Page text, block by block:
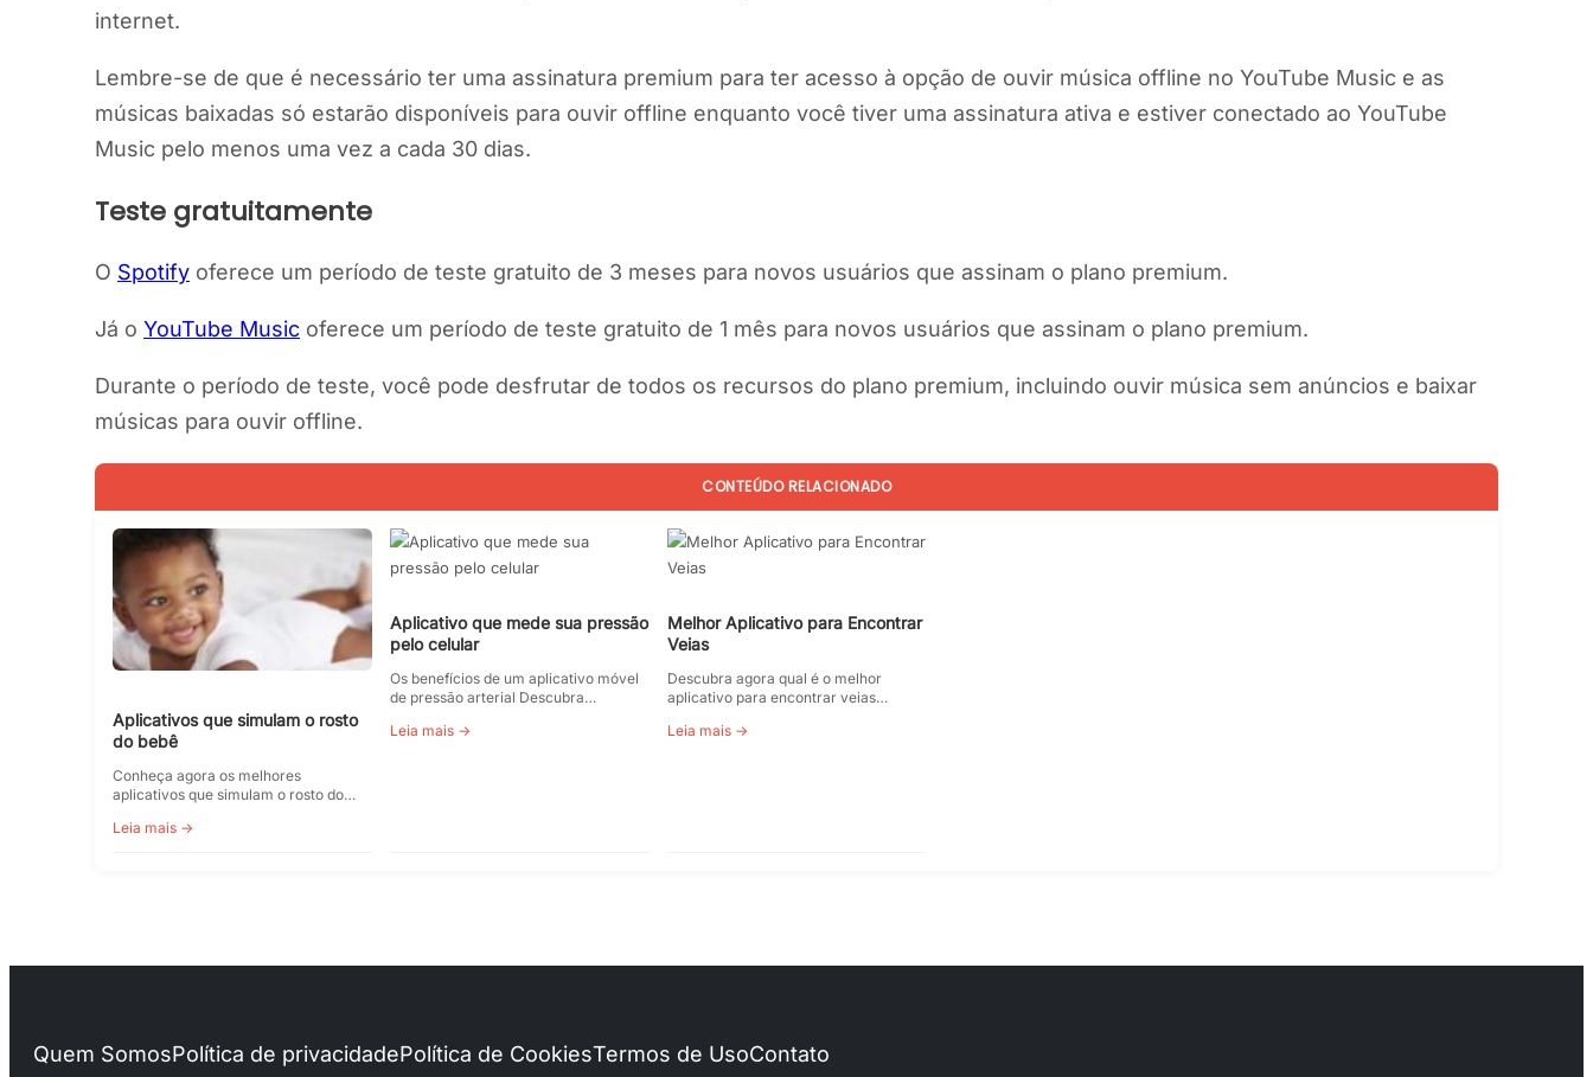
internet.
Lembre-se de que é necessário ter uma assinatura premium para ter acesso à opção de ouvir música offline no YouTube Music e as
músicas baixadas só estarão disponíveis para ouvir offline enquanto você tiver uma assinatura ativa e estiver conectado ao YouTube
Music pelo menos uma vez a cada 30 dias.
Teste gratuitamente
O Spotify oferece um período de teste gratuito de 3 meses para novos usuários que assinam o plano premium.
Já o YouTube Music oferece um período de teste gratuito de 1 mês para novos usuários que assinam o plano premium.
Durante o período de teste, você pode desfrutar de todos os recursos do plano premium, incluindo ouvir música sem anúncios e baixar
músicas para ouvir offline.
CONTEÚDO RELACIONADO
Aplicativos que simulam o rosto
do bebê
Conheça agora os melhores
aplicativos que simulam o rosto do…
Leia mais →
Aplicativo que mede sua pressão
pelo celular
Os benefícios de um aplicativo móvel
de pressão arterial Descubra…
Leia mais →
Melhor Aplicativo para Encontrar
Veias
Descubra agora qual é o melhor
aplicativo para encontrar veias…
Leia mais →
Quem SomosPolítica de privacidadePolítica de CookiesTermos de UsoContato